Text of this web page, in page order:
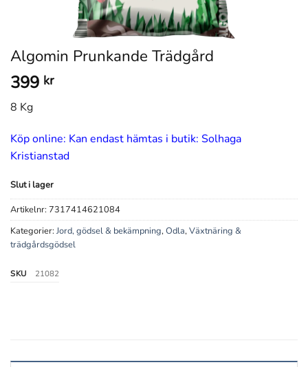
Algomin Prunkande Trädgård
399 kr
8 Kg
Köp online: Kan endast hämtas i butik: Solhaga
Kristianstad
Slut i lager
Artikelnr: 7317414621084
Kategorier: Jord, gödsel & bekämpning,Odla,Växtnäring &
trädgårdsgödsel
SKU 21082